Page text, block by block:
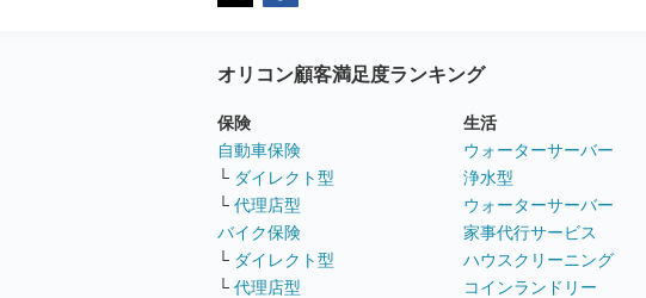
オリコン顧客満足度ランキング
保険
自動車保険
└ ダイレクト型
└ 代理店型
バイク保険
└ ダイレクト型
└ 代理店型
生活
ウォーターサーバー
浄水型
ウォーターサーバー
家事代行サービス
ハウスクリーニング
コインランドリー